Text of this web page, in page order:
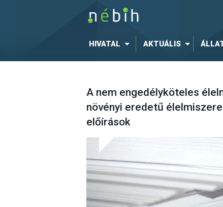
HIVATAL AKTUÁLIS
A nem engedélyköteles
növényi eredetű
előírások